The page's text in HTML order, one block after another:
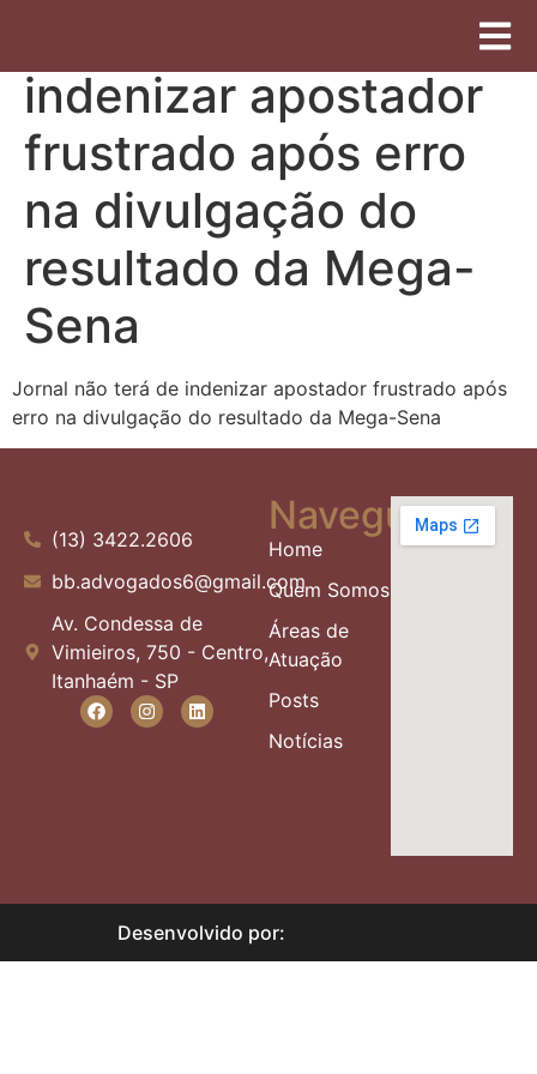
indenizar apostador
frustrado após erro
na divulgação do
resultado da Mega-
Sena
Jornal não terá de indenizar apostador frustrado após
erro na divulgação do resultado da Mega-Sena
(13) 3422.2606
bb.advogados6@gmail.com
Av. Condessa de
Vimieiros, 750 - Centro,
Itanhaém - SP
Navegue
Home
Quem Somos
Áreas de
Atuação
Posts
Notícias
Desenvolvido por: